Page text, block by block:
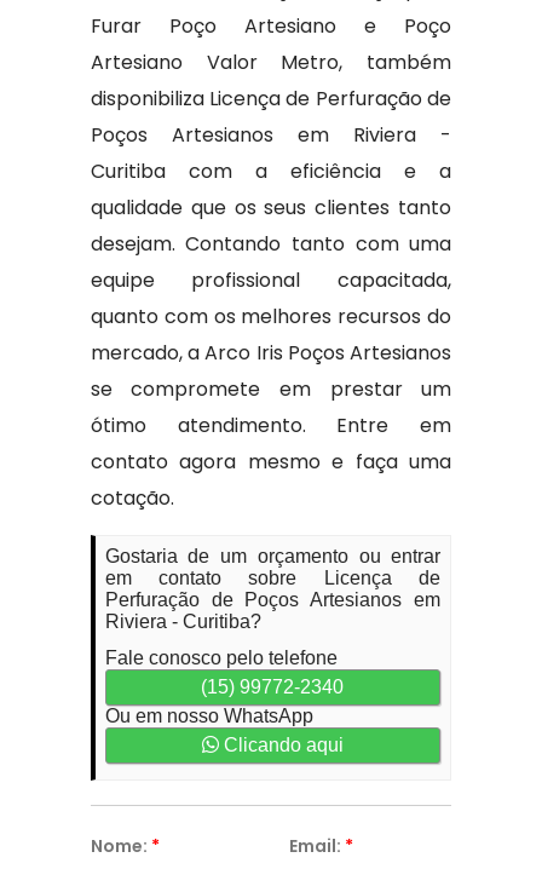
Furar Poço Artesiano e Poço
Artesiano Valor Metro, também
disponibiliza Licença de Perfuração de
Poços Artesianos em Riviera -
Curitiba com a eficiência e a
qualidade que os seus clientes tanto
desejam. Contando tanto com uma
equipe profissional capacitada,
quanto com os melhores recursos do
mercado, a Arco Iris Poços Artesianos
se compromete em prestar um
ótimo atendimento. Entre em
contato agora mesmo e faça uma
cotação.
Gostaria de um orçamento ou entrar
em contato sobre Licença de
Perfuração de Poços Artesianos em
Riviera - Curitiba?
Fale conosco pelo telefone
(15) 99772-2340
Ou em nosso WhatsApp
Clicando aqui
Nome: * Email: *